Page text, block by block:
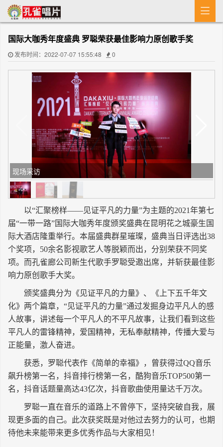
首 页
MV
新闻
艺人介绍
专辑
收歌
长按识别二维码

国际大咖秀年度盛典 罗聪荣获最佳影响力原创歌手奖
发布时间：2022-07-07 15:55:48 0
现场采访
以“汇聚榜样——见证平凡的力量”为主题的2021年第七
届“一带一路”国际大咖秀年度颁奖盛典在昆明花之城豪生国
际大酒店隆重举行。本届盛典群星璀璨，盛典当日评选出38
个奖项，50余名影视歌艺人等脱颖而出，分别荣获不同奖
项。而孔雀廊公司新生代歌手罗聪受邀出席，并斩获最佳影
响力原创歌手大奖。
颁奖盛典分为《见证平凡的力量》、《上下五千年文
化》两个篇章，“见证平凡的力量”通过发掘身边平凡人的感
人故事，讲述每一个平凡人的不平凡故事，让我们看到这些
平凡人的雷锋精神，爱国精神，无私奉献精神，传播大爱与
正能量，激人奋进。
获悉，罗聪代表作《简单的幸福》，曾获得过QQ音乐
飙升榜第一名，抖音排行榜第一名，酷狗音乐TOP500第一
名，抖音话题量高达43亿次，抖音歌曲使用量达千万次。
罗聪一直在音乐的道路上不曾停下，坚持突破自我，展
现更多面的自己。此次获奖既是对他过去努力的认可，也期
待他未来能带来更多优秀作品与大家相见！